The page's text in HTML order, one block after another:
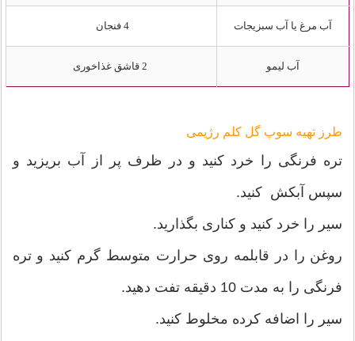
آب مرغ یا آب سبزیجات 4 فنجان
آب لیمو
طرز تهیه سوپ گل کلم رژیمی
تره فرنگی را خرد کنید و در ظرف پر از آب بریزید و
سپس آبکش کنید.
سیر را خرد کنید و کناری بگذارید.
روغن را در قابلمه روی حرارت متوسط گرم کنید و تره
فرنگی را به مدت 10 دقیقه تفت دهید.
سیر را اضافه کرده مخلوط کنید.